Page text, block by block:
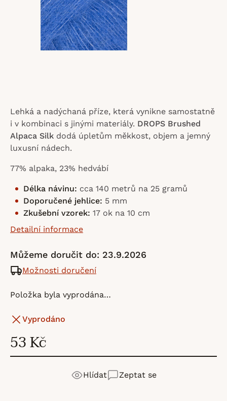
53 Kč
Vyprodáno
Můžeme doručit do: 23.9.2026
Možnosti doručení
Položka byla vyprodána…
Lehká a nadýchaná příze, která vynikne samostatně
i v kombinaci s jinými materiály. DROPS Brushed
Alpaca Silk dodá úpletům měkkost, objem a jemný
luxusní nádech.
77% alpaka, 23% hedvábí
Délka návinu: cca 140 metrů na 25 gramů
Doporučené jehlice: 5 mm
Zkušební vzorek: 17 ok na 10 cm
Detailní informace
Zeptat se
Hlídat